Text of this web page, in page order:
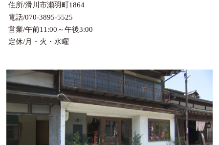
住所/滑川市瀬羽町1864
電話/070-3895-5525
営業/午前11:00～午後3:00
定休/月・火・水曜